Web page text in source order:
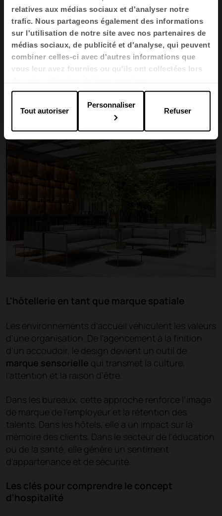
relatives aux médias sociaux et d'analyser notre
trafic. Nous partageons également des informations
sur l'utilisation de notre site avec nos partenaires de
médias sociaux, de publicité et d'analyse, qui peuvent
combiner celles-ci avec d'autres informations que
vous leur avez fournies ou qu'ils ont collectées lors
Tout autoriser
Personnaliser
Refuser
de détail propose des atmosphères accueillantes
qui vous invitent à explorer, à vous attarder et à
vous souvenir.
Des soins de santé bienveillants
sensibilité : couleurs calmes, matériaux agréables,
lumière naturelle et organisation conçue pour
réduire le stress et améliorer le rétablissement.
L'hôtellerie en tant que marque spatiale
Les environnements d'accueil véhiculent les valeurs
d'une organisation. De l'agencement à la finition
d'un accoudoir, le design devient un outil de
marque sensorielle qui transmet la culture,
l'attention et la raison d'être.
Dans les bureaux, cette approche renforce l'image
de marque de l'employeur et la rétention des
talents. Dans les hôtels, elle a un impact sur la
mémoire des clients. Dans le secteur de l'éducation
ou de la santé, elle génère un sentiment
d'appartenance et de sécurité.
Les clés pour comprendre le concept
d'hospitalité